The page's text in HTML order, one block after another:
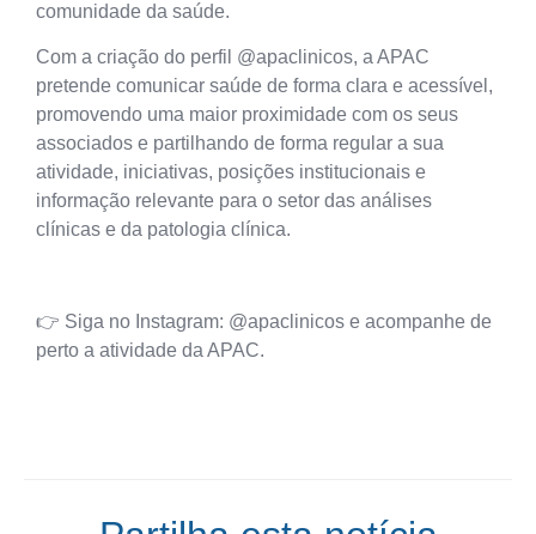
comunidade da saúde.
Com a criação do perfil @apaclinicos, a APAC
pretende comunicar saúde de forma clara e acessível,
promovendo uma maior proximidade com os seus
associados e partilhando de forma regular a sua
atividade, iniciativas, posições institucionais e
informação relevante para o setor das análises
clínicas e da patologia clínica.
👉 Siga no Instagram: @apaclinicos e acompanhe de
perto a atividade da APAC.